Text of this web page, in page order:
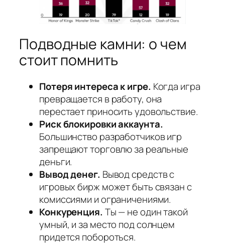
Подводные камни: о чем
стоит помнить
Потеря интереса к игре. Когда игра
превращается в работу, она
перестает приносить удовольствие.
Риск блокировки аккаунта.
Большинство разработчиков игр
запрещают торговлю за реальные
деньги.
Вывод денег. Вывод средств с
игровых бирж может быть связан с
комиссиями и ограничениями.
Конкуренция. Ты — не один такой
умный, и за место под солнцем
придется побороться.